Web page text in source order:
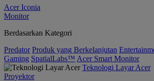
Acer Iconia
Monitor
Berdasarkan Kategori
Predator Produk yang Berkelanjutan
Gaming SpatialLabs™ Acer Smart Monitor
Teknologi Layar Acer
Proyektor